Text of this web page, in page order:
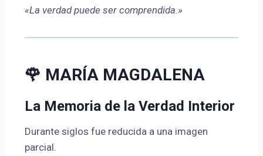
«La verdad puede ser comprendida.»
🌹 MARÍA MAGDALENA
La Memoria de la Verdad Interior
Durante siglos fue reducida a una imagen
parcial.